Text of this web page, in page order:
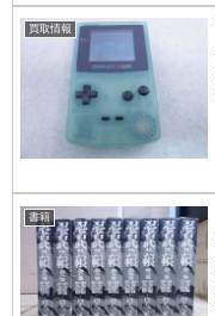
買取情報
書籍